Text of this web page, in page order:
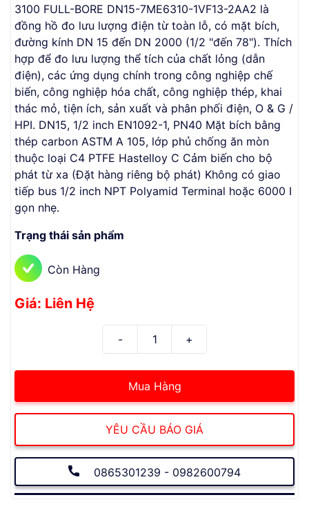
3100 FULL-BORE DN15-7ME6310-1VF13-2AA2 là
đồng hồ đo lưu lượng điện từ toàn lỗ, có mặt bích,
đường kính DN 15 đến DN 2000 (1/2 "đến 78"). Thích
hợp để đo lưu lượng thể tích của chất lỏng (dẫn
điện), các ứng dụng chính trong công nghiệp chế
biến, công nghiệp hóa chất, công nghiệp thép, khai
thác mỏ, tiện ích, sản xuất và phân phối điện, O & G /
HPI. DN15, 1/2 inch EN1092-1, PN40 Mặt bích bằng
thép carbon ASTM A 105, lớp phủ chống ăn mòn
thuộc loại C4 PTFE Hastelloy C Cảm biến cho bộ
phát từ xa (Đặt hàng riêng bộ phát) Không có giao
tiếp bus 1/2 inch NPT Polyamid Terminal hoặc 6000 I
gọn nhẹ.
Trạng thái sản phẩm
Còn Hàng
Giá: Liên Hệ
Mua Hàng
YÊU CẦU BÁO GIÁ
0865301239 - 0982600794